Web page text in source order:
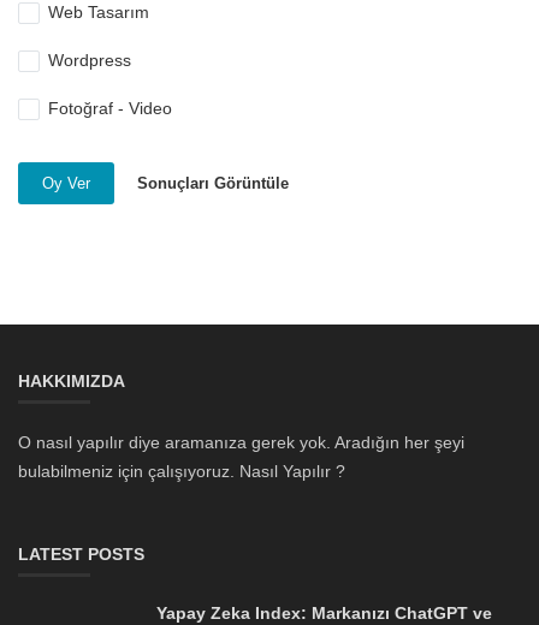
Web Tasarım
Wordpress
Fotoğraf - Video
Oy Ver Sonuçları Görüntüle
HAKKIMIZDA
O nasıl yapılır diye aramanıza gerek yok. Aradığın her şeyi
bulabilmeniz için çalışıyoruz. Nasıl Yapılır ?
LATEST POSTS
Yapay Zeka Index: Markanızı ChatGPT ve